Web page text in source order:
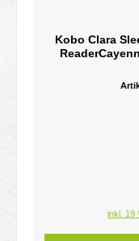
Kobo Clara
inkl. 19